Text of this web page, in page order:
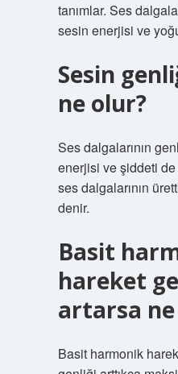
tanımlar. Ses
sesin enerjisi ve
Sesin
ne olur?
Ses dalgalarının
enerjisi ve şiddeti
ses dalgalarının
denir.
Basit
hareket
artarsa
Basit harmonik